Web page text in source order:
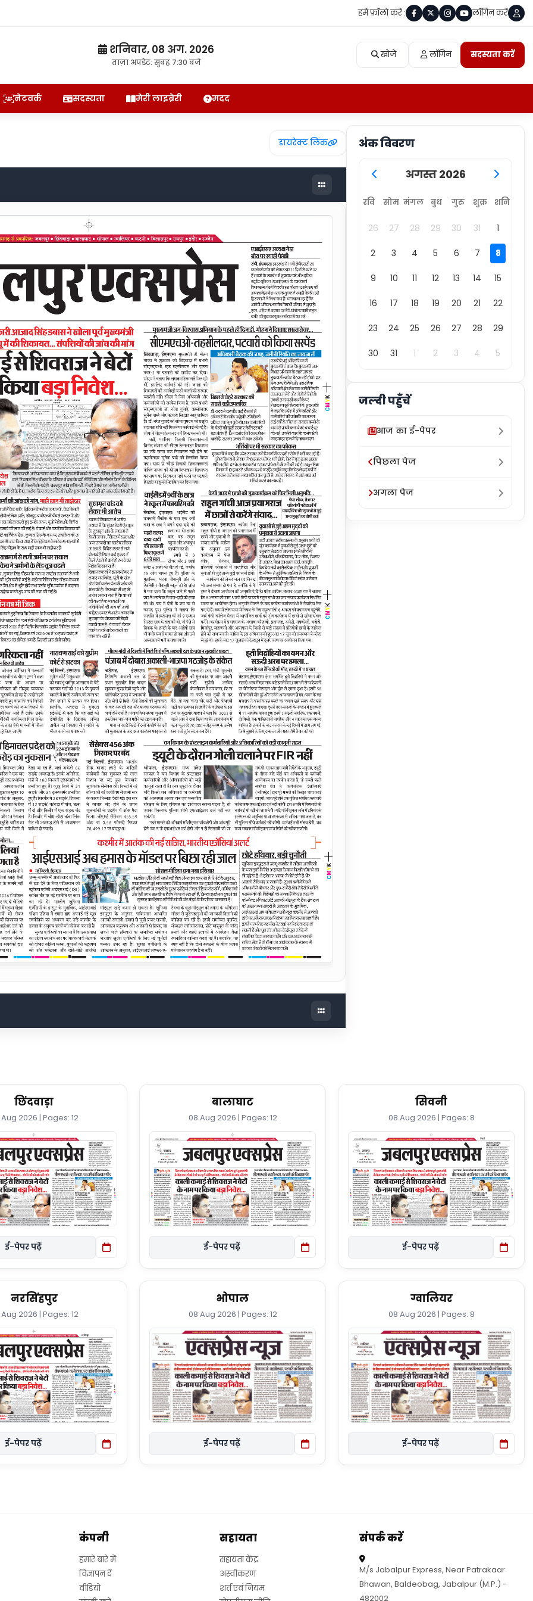
हमें फ़ॉलो करें : लॉगिन करें
शनिवार, 08 अग. 2026
ताज़ा अपडेट: सुबह 7:30 बजे
खोजें लॉगिन सदस्यता करें
नेटवर्क सदस्यता मेरी लाइब्रेरी मदद
डायरेक्ट लिंक अंक विवरण
अगस्त 2026
रवि सोम मंगल बुध गुरु शुक्र शनि
26 27 28 29 30 31 1
2 3 4 5 6 7 8
9 10 11 12 13 14 15
16 17 18 19 20 21 22
23 24 25 26 27 28 29
30 31 1 2 3 4 5
जल्दी पहुँचें
आज का ई-पेपर
पिछला पेज
अगला पेज
छिंदवाड़ा
2026 | Pages: 12
ई-पेपर पढ़ें
बालाघाट
08 Aug 2026 | Pages: 12
ई-पेपर पढ़ें
सिवनी
08 Aug 2026 | Pages: 8
ई-पेपर पढ़ें
नरसिंहपुर
2026 | Pages: 12
ई-पेपर पढ़ें
भोपाल
08 Aug 2026 | Pages: 12
ई-पेपर पढ़ें
ग्वालियर
08 Aug 2026 | Pages: 8
ई-पेपर पढ़ें
कंपनी
हमारे बारे में
विज्ञापन दें
वीडियो
सहायता
सहायता केंद्र
अस्वीकरण
शर्त एवं नियम
संपर्क करें
M/s Jabalpur Express, Near Patrakaar
Bhawan, Baldeobag, Jabalpur (M.P.) -
482002